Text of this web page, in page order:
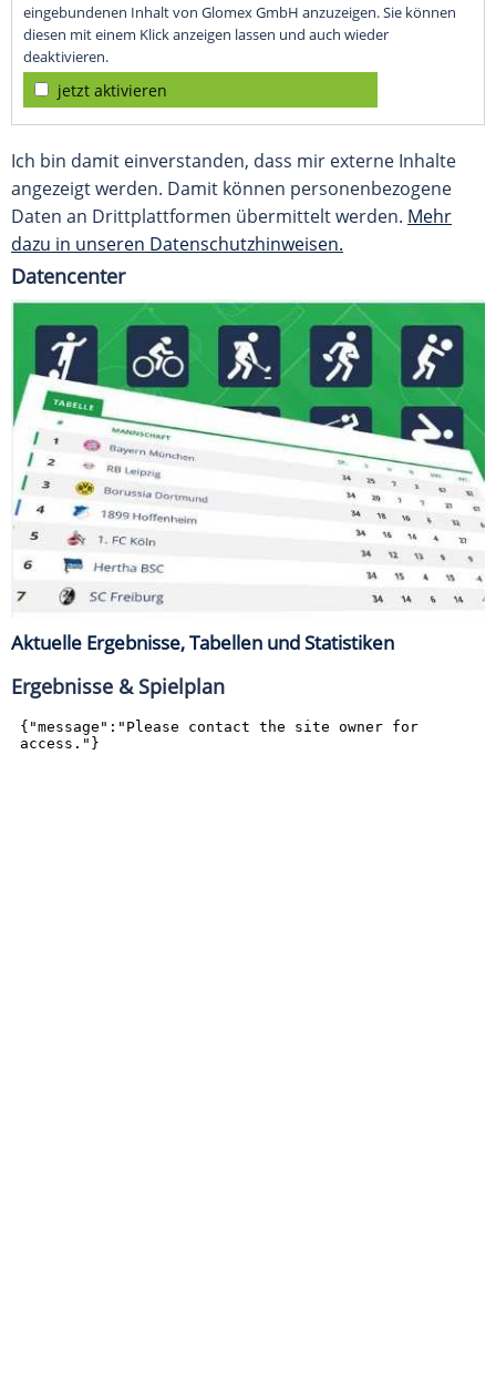
eingebundenen Inhalt von Glomex GmbH anzuzeigen. Sie können
diesen mit einem Klick anzeigen lassen und auch wieder
deaktivieren.
jetzt aktivieren
Ich bin damit einverstanden, dass mir externe Inhalte
angezeigt werden. Damit können personenbezogene
Daten an Drittplattformen übermittelt werden. Mehr
dazu in unseren Datenschutzhinweisen.
Datencenter
Aktuelle Ergebnisse, Tabellen und Statistiken
Ergebnisse & Spielplan